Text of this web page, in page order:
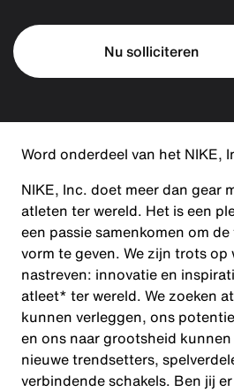
Nu solliciteren
Word onderdeel van het NIKE,
NIKE, Inc. doet meer dan gear
atleten ter wereld. Het is een
een passie samenkomen om
vorm te geven. We zijn trots op
nastreven: innovatie en
atleet* ter wereld. We zoeken
kunnen verleggen, ons
en ons naar grootsheid
nieuwe trendsetters,
verbindende schakels. Ben jij